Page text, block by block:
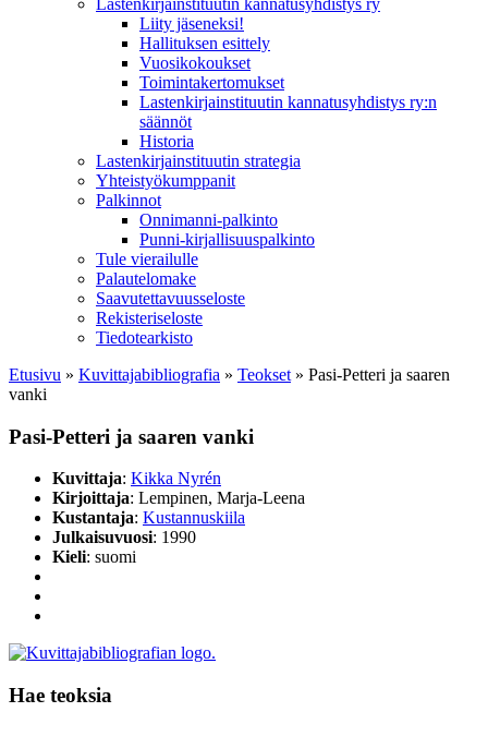
Lastenkirjainstituutin kannatusyhdistys ry
Liity jäseneksi!
Hallituksen esittely
Vuosikokoukset
Toimintakertomukset
Lastenkirjainstituutin kannatusyhdistys ry:n
säännöt
Historia
Lastenkirjainstituutin strategia
Yhteistyökumppanit
Palkinnot
Onnimanni-palkinto
Punni-kirjallisuuspalkinto
Tule vierailulle
Palautelomake
Saavutettavuusseloste
Rekisteriseloste
Tiedotearkisto
Etusivu » Kuvittaja­bibliografia » Teokset » Pasi-Petteri ja saaren
vanki
Pasi-Petteri ja saaren vanki
Kuvittaja: Kikka Nyrén
Kirjoittaja: Lempinen, Marja-Leena
Kustantaja: Kustannuskiila
Julkaisuvuosi: 1990
Kieli: suomi
Hae teoksia